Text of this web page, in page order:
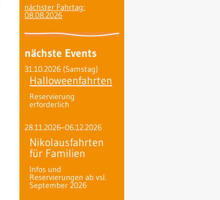
nächster Fahrtag:
08.08.2026
nächste Events
31.10.2026 (Samstag)
Halloweenfahrten
Reservierung
erforderlich
28.11.2026–06.12.2026
Nikolausfahrten
für Familien
Infos und
Reservierungen ab vsl.
September 2026